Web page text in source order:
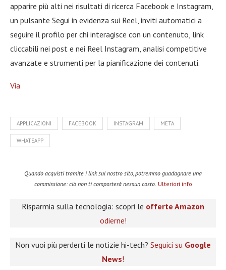
apparire più alti nei risultati di ricerca Facebook e Instagram,
un pulsante Segui in evidenza sui Reel, inviti automatici a
seguire il profilo per chi interagisce con un contenuto, link
cliccabili nei post e nei Reel Instagram, analisi competitive
avanzate e strumenti per la pianificazione dei contenuti.
Via
APPLICAZIONI FACEBOOK INSTAGRAM META
WHATSAPP
Quando acquisti tramite i link sul nostro sito, potremmo guadagnare una
commissione: ciò non ti comporterà nessun costo. Ulteriori info
Risparmia sulla tecnologia: scopri le offerte Amazon
odierne!
Non vuoi più perderti le notizie hi-tech? Seguici su Google
News!